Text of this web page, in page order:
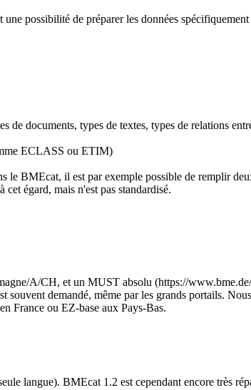
possibilité de préparer les données
documents, types de textes, types de relations
ECLASS ou ETIM)
BMEcat, il est par exemple possible de remplir
égard, mais n'est pas standardisé.
A/CH, et un MUST absolu (https://
demandé, même par les grands portails.
France ou EZ-base aux Pays-Bas.
langue). BMEcat 1.2 est cependant encore très